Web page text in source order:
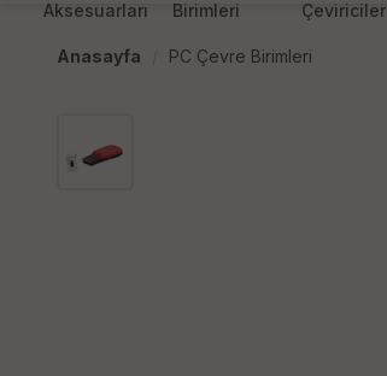
Aksesuarları
Birimleri
Çeviriciler
Anasayfa PC Çevre Birimleri